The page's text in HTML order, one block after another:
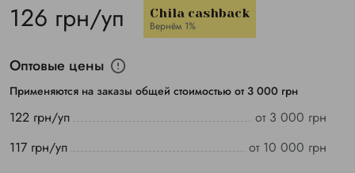
126 грн/уп Chila cashback
Вернём 1%
Оптовые цены
Применяются на заказы общей стоимостью от 3 000 грн
122 грн/уп
от 3 000 грн
117 грн/уп
от 10 000 грн